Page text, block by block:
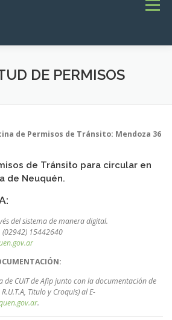
Menú
DE PERMISOS
de Permisos de Tránsito: Mendoza 36
de Tránsito para circular en
de Neuquén.
del sistema de manera digital.
15442640
de CUIT de Afip junto con la documentación de
Titulo y Croquis) al E-
.